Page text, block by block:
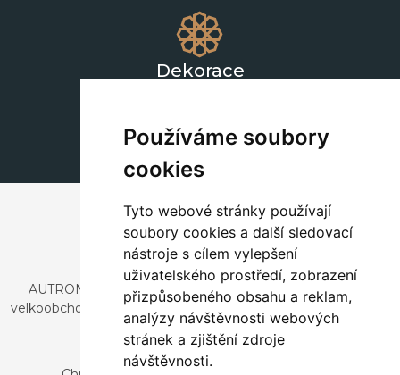
Používáme soubory
cookies
Tyto webové stránky používají
soubory cookies a další sledovací
nástroje s cílem vylepšení
uživatelského prostředí, zobrazení
přizpůsobeného obsahu a reklam,
analýzy návštěvnosti webových
stránek a zjištění zdroje
návštěvnosti.
Dekorace
AUTRONIC, s.r.o. je společnost zabývající se dovozem a
velkoobchodním prodejem designového i stylového nábytku
a dekorací.
Česká republika